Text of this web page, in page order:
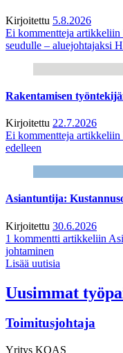
Kirjoitettu 5.8.2026
Ei kommentteja artikkeliin
seudulle – aluejohtajaksi
Rakentamisen
Kirjoitettu 22.7.2026
Ei kommentteja artikkeliin
edelleen
Asiantuntija:
Kirjoitettu 30.6.2026
1 kommentti artikkeliin
johtaminen
Lisää uutisia
Uusimmat
Toimitusjohtaja
Yritys KOAS